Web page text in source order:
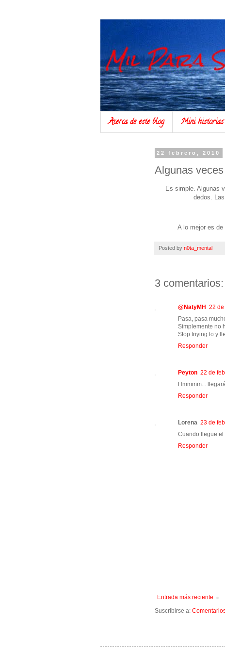
Acerca de este blog Mini
22 febrero, 2010
Algunas
Es simple. Algunas
dedos.
A lo mejor es
Posted by n0ta_mental
3 comentarios:
@NatyMH 22 de
Pasa, pasa
Simplemente no
Stop triying to y
Responder
Peyton 22 de
Hmmmm...
Responder
Lorena 23 de
Cuando llegue el
Responder
Entrada más reciente
Suscribirse a: